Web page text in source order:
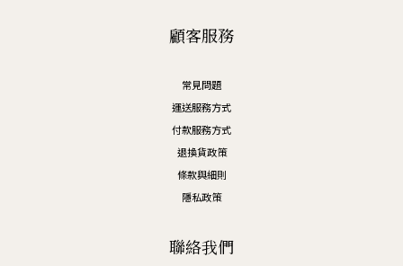
顧客服務
常見問題
運送服務方式
付款服務方式
退換貨政策
條款與細則
隱私政策
聯絡我們